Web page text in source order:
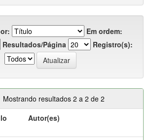
Em ordem:
Resultados/Página
Registro(s):
Mostrando resultados 2 a 2 de 2
Autor(es)